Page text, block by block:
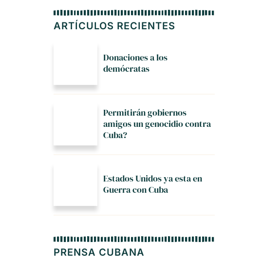
ARTÍCULOS RECIENTES
Donaciones a los
demócratas
Permitirán gobiernos
amigos un genocidio contra
Cuba?
Estados Unidos ya esta en
Guerra con Cuba
PRENSA CUBANA